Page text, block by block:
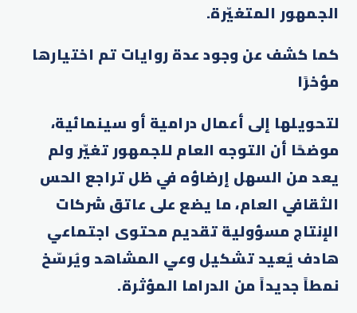
الجمهور المتغيّرة.
كما كشف عن وجود عدة روايات تم اختيارها
مؤخرًا
لتحويلها إلى أعمال درامية أو سينمائية،
موضحًا أن التوجه العام للجمهور تغيّر ولم
يعد من السهل إرضاؤه في ظل تراجع الحس
الثقافي العام، ما يضع على عاتق شركات
الإنتاج مسؤولية تقديم محتوى اجتماعي
هادف يُعيد تشكيل وعي المشاهد ويُرسّخ
نمطاً جديداً من الدراما المؤثرة.